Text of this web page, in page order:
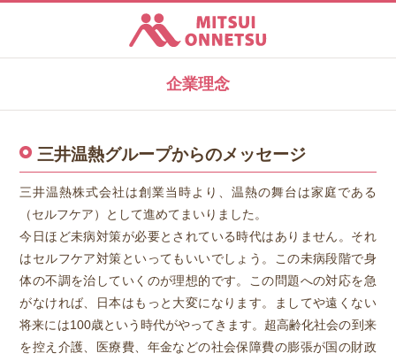
企業理念
三井温熱グループからのメッセージ
三井温熱株式会社は創業当時より、温熱の舞台は家庭である
（セルフケア）として進めてまいりました。
今日ほど未病対策が必要とされている時代はありません。それ
はセルフケア対策といってもいいでしょう。この未病段階で身
体の不調を治していくのが理想的です。この問題への対応を急
がなければ、日本はもっと大変になります。ましてや遠くない
将来には100歳という時代がやってきます。超高齢化社会の到来
を控え介護、医療費、年金などの社会保障費の膨張が国の財政